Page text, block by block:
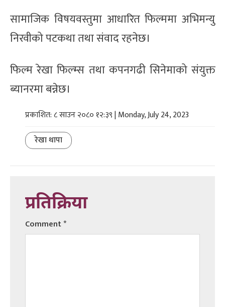
सामाजिक विषयवस्तुमा आधारित फिल्ममा अभिमन्यु
निरवीको पटकथा तथा संवाद रहनेछ।
फिल्म रेखा फिल्म्स तथा कपनगढी सिनेमाको संयुक्त
ब्यानरमा बन्नेछ।
प्रकाशित: ८ साउन २०८० १२:३९ | Monday, July 24, 2023
रेखा थापा
प्रतिक्रिया
Comment*